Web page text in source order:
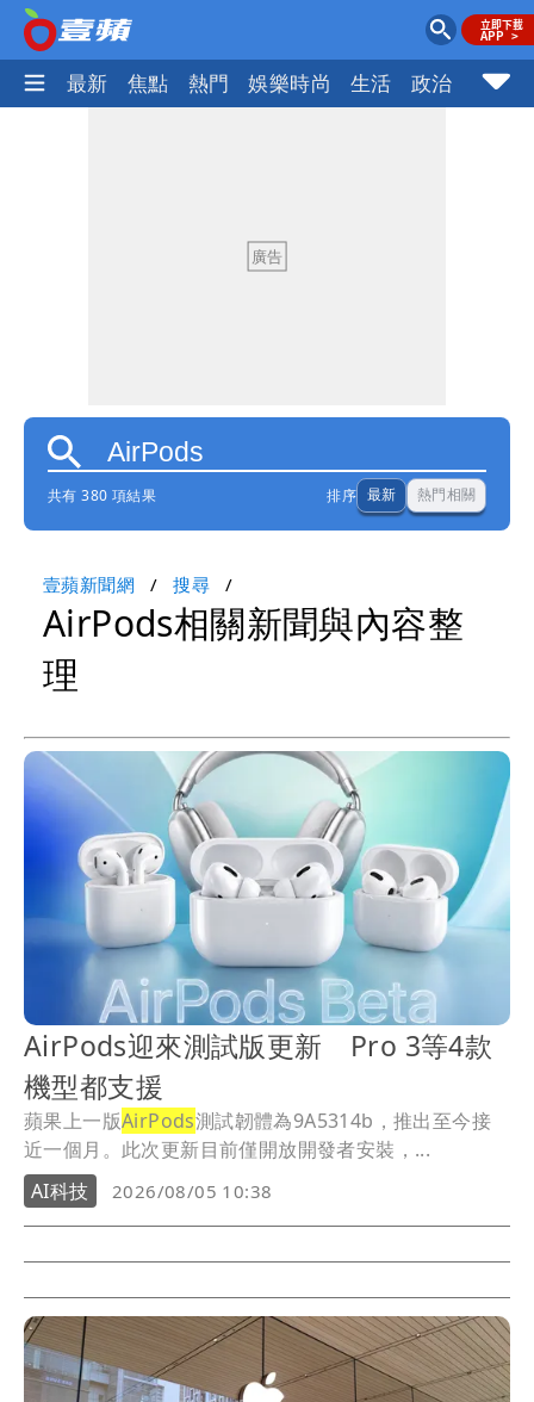
最新 焦點 熱門 娛樂時尚 生活 政治 社會
共有 380 項結果 排序 最新 熱門相關
壹蘋新聞網 搜尋
AirPods相關新聞與內容整
理
AirPods迎來測試版更新 Pro 3等4款
機型都支援
蘋果上一版AirPods測試韌體為9A5314b，推出至今接
近一個月。此次更新目前僅開放開發者安裝，...
AI科技
2026/08/05 10:38